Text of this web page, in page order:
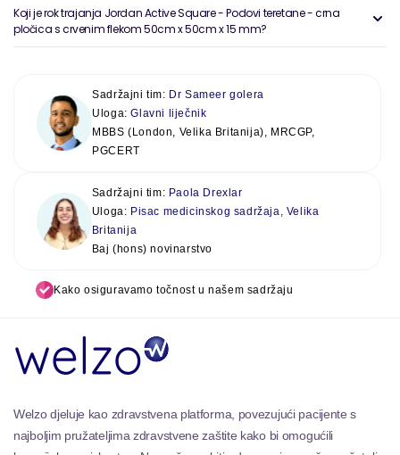
Koji je rok trajanja Jordan Active Square - Podovi teretane - crna
pločica s crvenim flekom 50cm x 50cm x 15 mm?
Sadržajni tim: Dr Sameer golera
Uloga:Glavni liječnik
MBBS (London, Velika Britanija), MRCGP,
PGCERT
Sadržajni tim: Paola Drexlar
Uloga: Pisac medicinskog sadržaja, Velika
Britanija
Baj (hons) novinarstvo
Kako osiguravamo točnost u našem sadržaju
Welzo djeluje kao zdravstvena platforma, povezujući pacijente s
najboljim pružateljima zdravstvene zaštite kako bi omogućili